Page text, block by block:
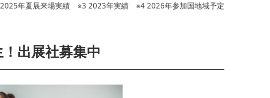
年夏展来場実績 ※3 2023年実績 ※4 2026年参加国地域予定
出展社募集中